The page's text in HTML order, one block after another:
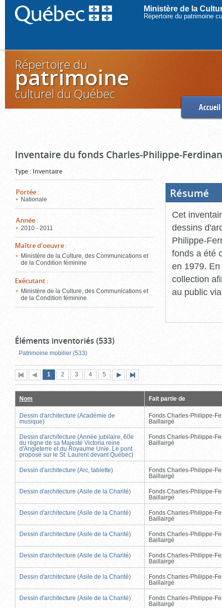
Ministère de la
Répertoire du patrimoine
Répertoire du
patrimoine
culturel du Québec
Accueil
Inventaire du fonds Charles-Philippe-
Type : Inventaire
Portée :
Nationale
Année :
2010 - 2011
Maître d'oeuvre :
Ministère de la Culture, des Communications et
de la Condition féminine
Exécutant :
Ministère de la Culture, des Communications et
de la Condition féminine
Résumé
Cet
dessins
Philippe-
fonds a été
en 1979.
collection
au public
Éléments inventoriés (533)
Patrimoine mobilier (533)
Première
page
Page
précédente
Page
1 (page
actuelle)
Page
2 Page
3 Page
4 Page
5
suivante
page
Nom Fait partie de
Dessin d'architecture (Académie de
musique)
Fonds Charles-Philippe-
Baillairgé
Dessin d'architecture (Année jubilaire, 60e
du règne de sa Majesté Victoria reine
d'Angleterre et du Royaume Unie. Le pont
proposé sur le St. Laurent devant Québec)
Fonds Charles-Philippe-
Baillairgé
Dessin d'architecture (Arc, tablette)
Fonds Charles-Philippe-
Baillairgé
Dessin d'architecture (Asile de la Charité)
Fonds Charles-Philippe-
Baillairgé
Dessin d'architecture (Asile de la Charité)
Fonds Charles-Philippe-
Baillairgé
Dessin d'architecture (Asile de la Charité)
Fonds Charles-Philippe-
Baillairgé
Dessin d'architecture (Asile de la Charité)
Fonds Charles-Philippe-
Baillairgé
Dessin d'architecture (Asile de la Charité)
Fonds Charles-Philippe-
Baillairgé
Dessin d'architecture (Asile de la Charité)
Fonds Charles-Philippe-
Baillairgé